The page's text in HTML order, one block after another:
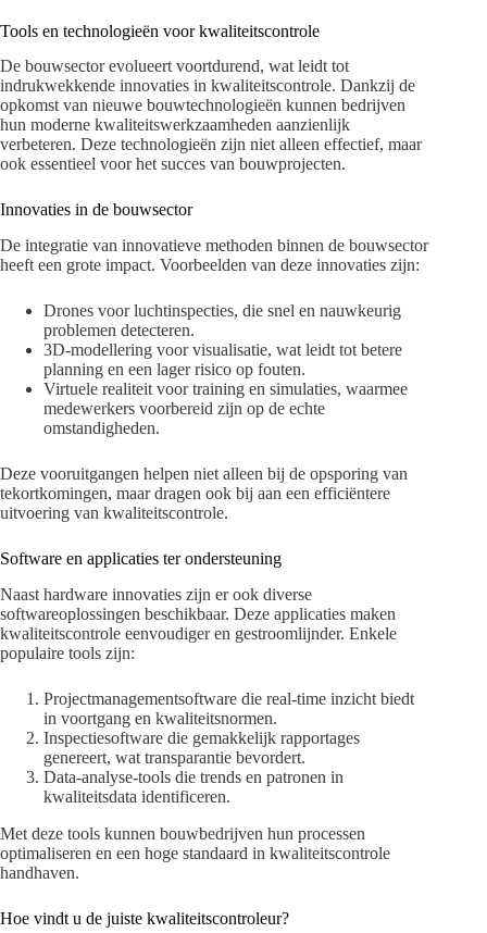
Tools en technologieën voor kwaliteitscontrole
De bouwsector evolueert voortdurend, wat leidt tot
indrukwekkende innovaties in kwaliteitscontrole. Dankzij de
opkomst van nieuwe bouwtechnologieën kunnen bedrijven
hun moderne kwaliteitswerkzaamheden aanzienlijk
verbeteren. Deze technologieën zijn niet alleen effectief, maar
ook essentieel voor het succes van bouwprojecten.
Innovaties in de bouwsector
De integratie van innovatieve methoden binnen de bouwsector
heeft een grote impact. Voorbeelden van deze innovaties zijn:
Drones voor luchtinspecties, die snel en nauwkeurig
problemen detecteren.
3D-modellering voor visualisatie, wat leidt tot betere
planning en een lager risico op fouten.
Virtuele realiteit voor training en simulaties, waarmee
medewerkers voorbereid zijn op de echte
omstandigheden.
Deze vooruitgangen helpen niet alleen bij de opsporing van
tekortkomingen, maar dragen ook bij aan een efficiëntere
uitvoering van kwaliteitscontrole.
Software en applicaties ter ondersteuning
Naast hardware innovaties zijn er ook diverse
softwareoplossingen beschikbaar. Deze applicaties maken
kwaliteitscontrole eenvoudiger en gestroomlijnder. Enkele
populaire tools zijn:
Projectmanagementsoftware die real-time inzicht biedt
in voortgang en kwaliteitsnormen.
Inspectiesoftware die gemakkelijk rapportages
genereert, wat transparantie bevordert.
Data-analyse-tools die trends en patronen in
kwaliteitsdata identificeren.
Met deze tools kunnen bouwbedrijven hun processen
optimaliseren en een hoge standaard in kwaliteitscontrole
handhaven.
Hoe vindt u de juiste kwaliteitscontroleur?